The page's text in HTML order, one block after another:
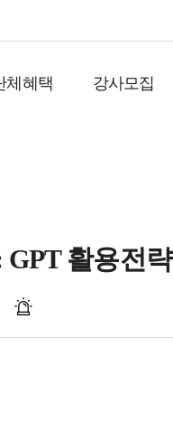
체혜택 강사모집
활용전략